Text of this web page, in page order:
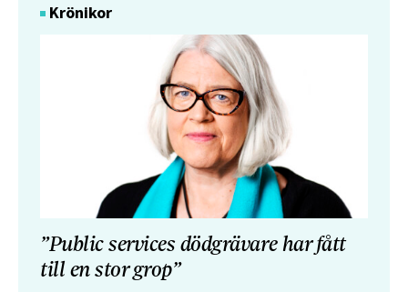
Krönikor
”Public services dödgrävare har fått
till en stor grop”